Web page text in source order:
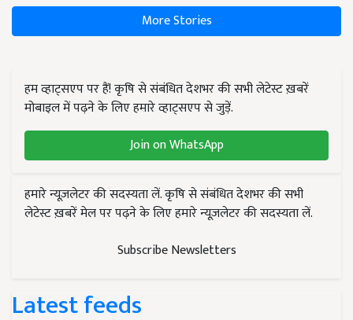
More Stories
हम व्हाट्सएप पर हैं! कृषि से संबंधित देशभर की सभी लेटेस्ट ख़बरें
मोबाइल में पढ़ने के लिए हमारे व्हाट्सएप से जुड़ें.
Join on WhatsApp
हमारे न्यूज़लेटर की सदस्यता लें. कृषि से संबंधित देशभर की सभी
लेटेस्ट ख़बरें मेल पर पढ़ने के लिए हमारे न्यूज़लेटर की सदस्यता लें.
Subscribe Newsletters
Latest feeds